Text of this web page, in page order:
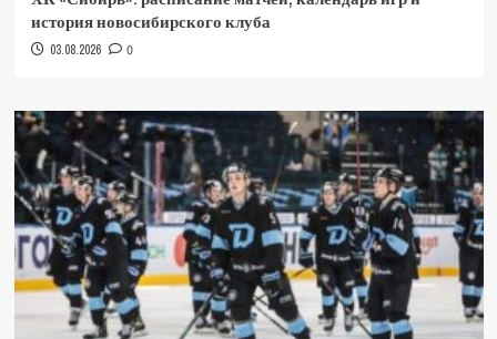
история новосибирского клуба
03.08.2026 0